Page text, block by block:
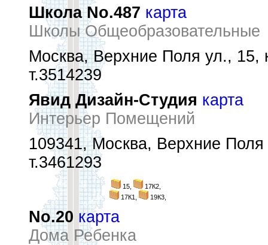
Школа No.487 карта
Школы Общеобразовательные
Москва, Верхние Поля ул., 15,
т.3514239
Явид Дизайн-Студия карта
Интерьер Помещений
109341, Москва, Верхние Поля
т.3461293
15,
17К2,
17К1,
19К3,
No.20 карта
Дома Ребенка